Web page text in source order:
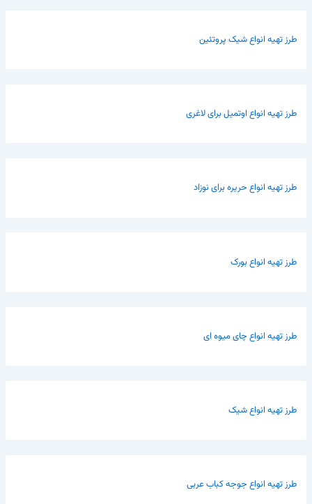
طرز تهیه انواع شیک پروتئین
طرز تهیه انواع اوتمیل برای لاغری
طرز تهیه انواع حریره برای نوزاد
طرز تهیه انواع بورک
طرز تهیه انواع چای میوه ای
طرز تهیه انواع شیک
طرز تهیه انواع جوجه کباب عربی